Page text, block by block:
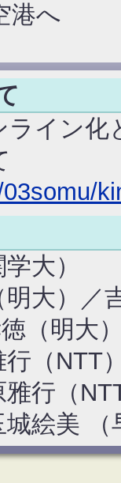
港へ
ライン
大）
大）／
徳（明大
行（
行（
城絵美